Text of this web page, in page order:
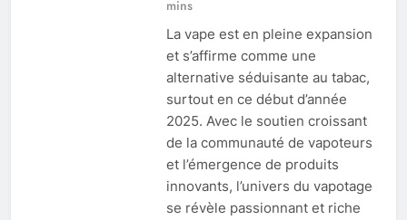
mins
La vape est en pleine expansion
et s’affirme comme une
alternative séduisante au tabac,
surtout en ce début d’année
2025. Avec le soutien croissant
de la communauté de vapoteurs
et l’émergence de produits
innovants, l’univers du vapotage
se révèle passionnant et riche